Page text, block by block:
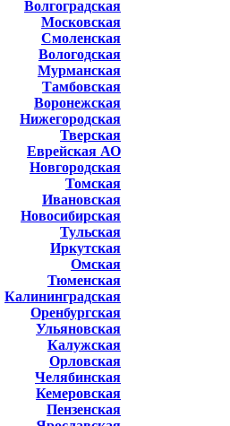
Волгоградская
Московская
Смоленская
Вологодская
Мурманская
Тамбовская
Воронежская
Нижегородская
Тверская
Еврейская АО
Новгородская
Томская
Ивановская
Новосибирская
Тульская
Иркутская
Омская
Тюменская
Калининградская
Оренбургская
Ульяновская
Калужская
Орловская
Челябинская
Кемеровская
Пензенская